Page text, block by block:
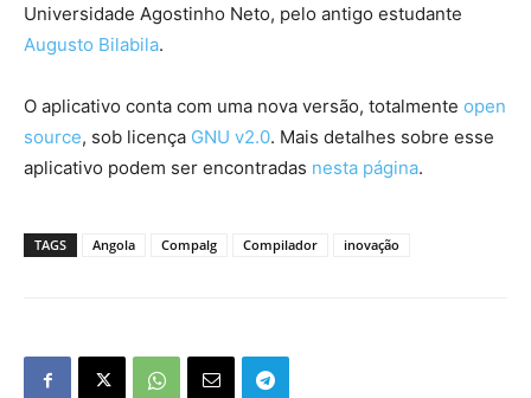
Universidade Agostinho Neto, pelo antigo estudante
Augusto Bilabila.
O aplicativo conta com uma nova versão, totalmente open
source, sob licença GNU v2.0. Mais detalhes sobre esse
aplicativo podem ser encontradas nesta página.
TAGS Angola Compalg Compilador inovação